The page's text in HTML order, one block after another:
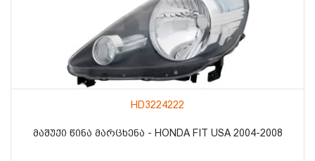
HD3224222
ᲛᲐᲨᲣᲥᲘ ᲬᲘᲜᲐ ᲛᲐᲠᲪᲮᲔᲜᲐ - HONDA FIT USA 2004-2008